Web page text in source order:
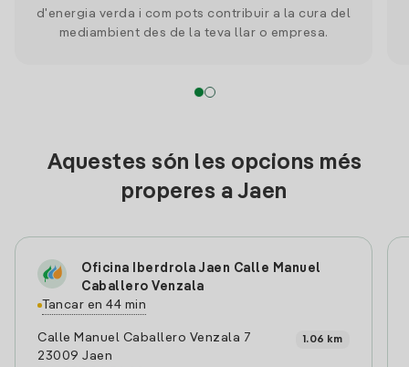
d'energia verda i com pots contribuir a la cura del
mediambient des de la teva llar o empresa.
Aquestes són les opcions més
properes a Jaen
Oficina Iberdrola Jaen Calle Manuel
Caballero Venzala
Tancar en 44 min
Calle Manuel Caballero Venzala 7
23009 Jaen
1.06 km